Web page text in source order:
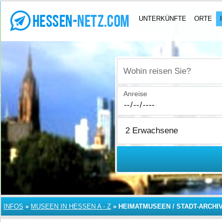
UNTERKÜNFTE ORTE
Wohin reisen Sie?
Anreise
INFOS » MUSEEN IN HESSEN A - Z » HEIMATMUSEEN / STADT-